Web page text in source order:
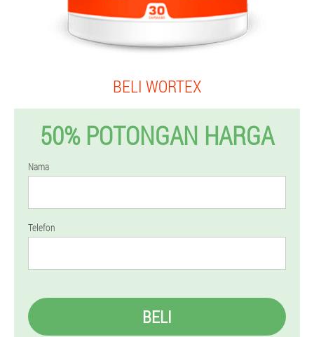
BELI WORTEX
50% POTONGAN HARGA
Nama
Telefon
BELI